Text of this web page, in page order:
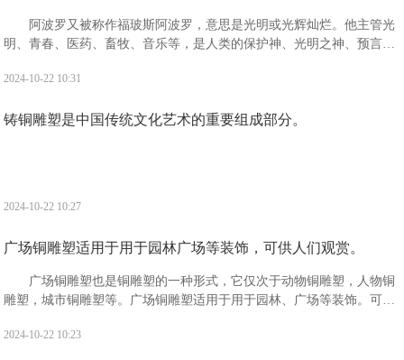
阿波罗又被称作福玻斯阿波罗，意思是光明或光辉灿烂。他主管光
明、青春、医药、畜牧、音乐等，是人类的保护神、光明之神、预言之
斯特利亚的一座浮岛提洛岛之上。
2024-10-22 10:31
铸铜雕塑是中国传统文化艺术的重要组成部分。
2024-10-22 10:27
广场铜雕塑适用于用于园林广场等装饰，可供人们观赏。
广场铜雕塑也是铜雕塑的一种形式，它仅次于动物铜雕塑，人物铜
雕塑，城市铜雕塑等。广场铜雕塑适用于用于园林、广场等装饰。可供
2024-10-22 10:23